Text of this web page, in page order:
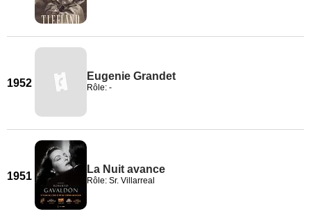
1952
Eugenie Grandet
Rôle: -
1951
La Nuit avance
Rôle: Sr. Villarreal